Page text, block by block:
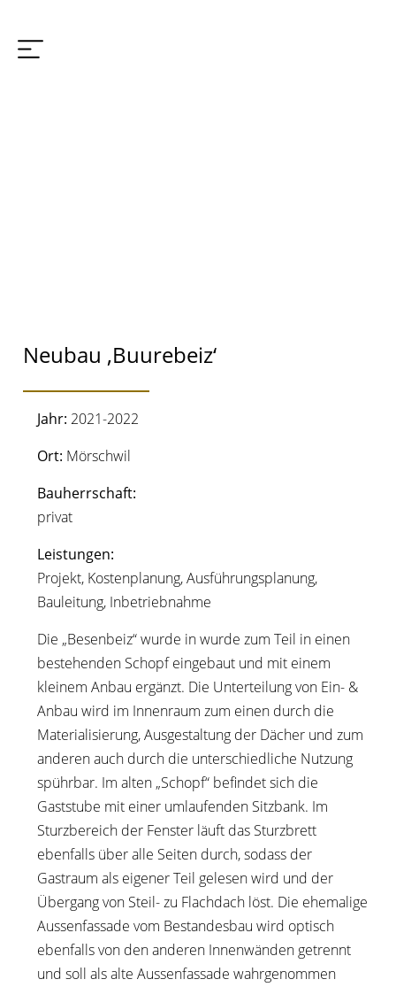
Neubau ‚Buurebeiz‘
Jahr: 2021-2022
Ort: Mörschwil
Bauherrschaft:
privat
Leistungen:
Projekt, Kostenplanung, Ausführungsplanung,
Bauleitung, Inbetriebnahme
Die „Besenbeiz“ wurde in wurde zum Teil in einen
bestehenden Schopf eingebaut und mit einem
kleinem Anbau ergänzt. Die Unterteilung von Ein- &
Anbau wird im Innenraum zum einen durch die
Materialisierung, Ausgestaltung der Dächer und zum
anderen auch durch die unterschiedliche Nutzung
spührbar. Im alten „Schopf“ befindet sich die
Gaststube mit einer umlaufenden Sitzbank. Im
Sturzbereich der Fenster läuft das Sturzbrett
ebenfalls über alle Seiten durch, sodass der
Gastraum als eigener Teil gelesen wird und der
Übergang von Steil- zu Flachdach löst. Die ehemalige
Aussenfassade vom Bestandesbau wird optisch
ebenfalls von den anderen Innenwänden getrennt
und soll als alte Aussenfassade wahrgenommen